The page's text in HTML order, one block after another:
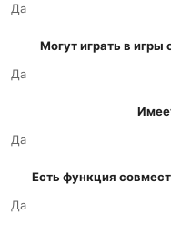
Да
Могут играть в
Да
Да
Есть функция
Да